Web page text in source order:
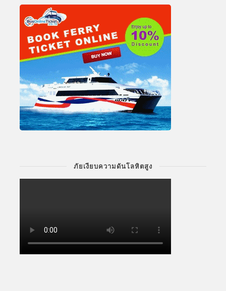
ภัยเงียบความดันโลหิตสูง